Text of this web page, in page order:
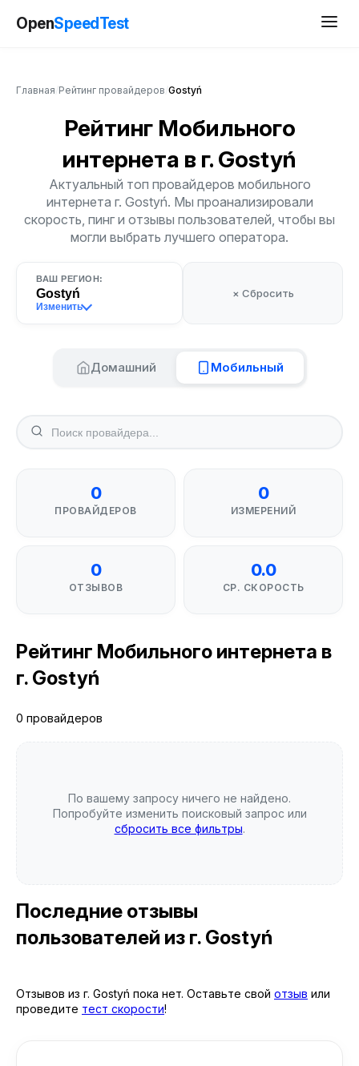
OpenSpeedTest
Главная Рейтинг провайдеров Gostyń
Рейтинг Мобильного
интернета в г. Gostyń
Актуальный топ провайдеров мобильного
интернета г. Gostyń. Мы проанализировали
скорость, пинг и отзывы пользователей, чтобы вы
могли выбрать лучшего оператора.
ВАШ РЕГИОН:
Gostyń
Изменить
× Сбросить
Домашний Мобильный
0
ПРОВАЙДЕРОВ
0
ИЗМЕРЕНИЙ
0
ОТЗЫВОВ
0.0
СР. СКОРОСТЬ
Рейтинг Мобильного интернета в
г. Gostyń
0 провайдеров
По вашему запросу ничего не найдено.
Попробуйте изменить поисковый запрос или
сбросить все фильтры.
Последние отзывы
пользователей из г. Gostyń
Отзывов из г. Gostyń пока нет. Оставьте свой отзыв или
проведите тест скорости!